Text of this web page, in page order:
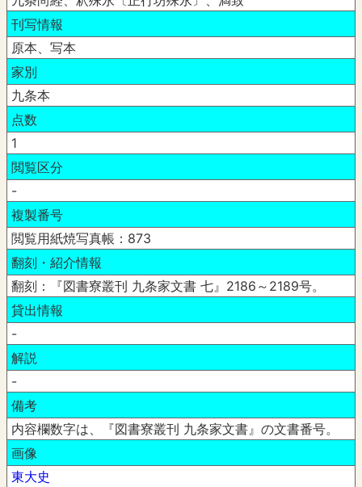
刊写情報
原本、写本
家別
九条本
点数
1
閲覧区分
-
複製番号
閲覧用紙焼写真帳：873
翻刻・紹介情報
翻刻：『図書寮叢刊 九条家文書 七』2186～2189号。
貸出情報
-
解説
-
備考
内容欄数字は、『図書寮叢刊 九条家文書』の文書番号。
画像
東大史